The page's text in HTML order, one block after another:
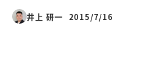
井上 研一
投稿日
2015/7/16